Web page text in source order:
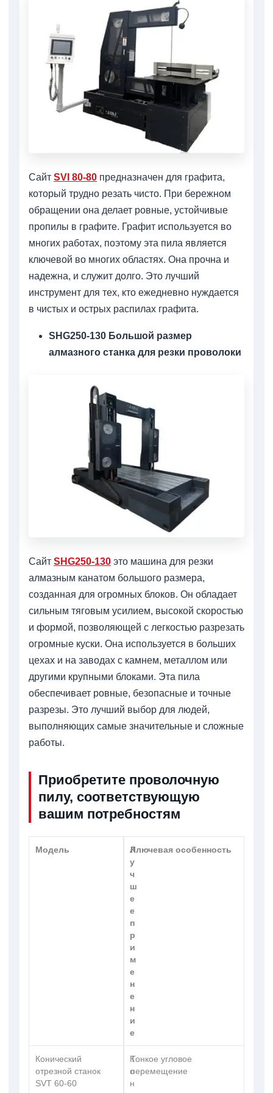
Сайт SVI 80-80 предназначен для графита,
который трудно резать чисто. При бережном
обращении она делает ровные, устойчивые
пропилы в графите. Графит используется во
многих работах, поэтому эта пила является
ключевой во многих областях. Она прочна и
надежна, и служит долго. Это лучший
инструмент для тех, кто ежедневно нуждается
в чистых и острых распилах графита.
SHG250-130 Большой размер
алмазного станка для резки проволоки
Сайт SHG250-130 это машина для резки
алмазным канатом большого размера,
созданная для огромных блоков. Он обладает
сильным тяговым усилием, высокой скоростью
и формой, позволяющей с легкостью разрезать
огромные куски. Она используется в больших
цехах и на заводах с камнем, металлом или
другими крупными блоками. Эта пила
обеспечивает ровные, безопасные и точные
разрезы. Это лучший выбор для людей,
выполняющих самые значительные и сложные
работы.
Приобретите проволочную
пилу, соответствующую
вашим потребностям
Модель
Л
у
ч
ш
е
е
п
р
и
м
е
н
е
н
и
е
Ключевая особенность
Конический
отрезной станок
SVT 60-60
К
о
н
Тонкое угловое
перемещение